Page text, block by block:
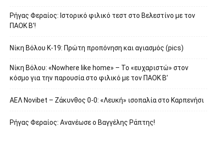
Ρήγας Φεραίος: Ιστορικό φιλικό τεστ στο Βελεστίνο με τον
ΠΑΟΚ Β’!
Νίκη Βόλου Κ-19: Πρώτη προπόνηση και αγιασμός (pics)
Νίκη Βόλου: «Nowhere like home» – Το «ευχαριστώ» στον
κόσμο για την παρουσία στο φιλικό με τον ΠΑΟΚ Β’
ΑΕΛ Novibet – Ζάκυνθος 0-0: «Λευκή» ισοπαλία στο Καρπενήσι
Ρήγας Φεραίος: Ανανέωσε ο Βαγγέλης Ράπτης!